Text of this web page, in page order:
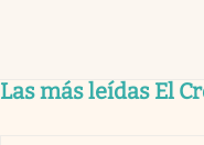
Las más leídas El